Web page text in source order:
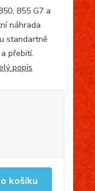
855 G7 a
náhrada
standartně
přebití.
popis
košíku